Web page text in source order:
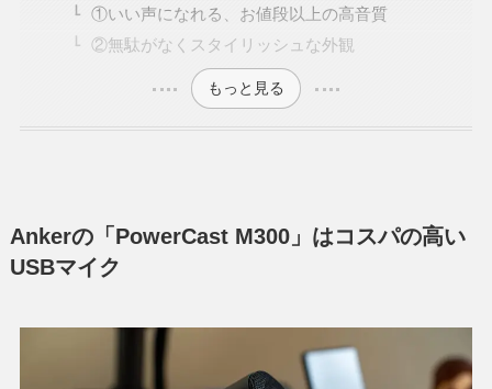
①いい声になれる、お値段以上の高音質
②無駄がなくスタイリッシュな外観
もっと見る
Ankerの「PowerCast M300」はコスパの高い
USBマイク